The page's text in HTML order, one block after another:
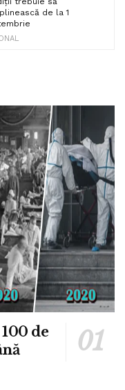
de la 1
de